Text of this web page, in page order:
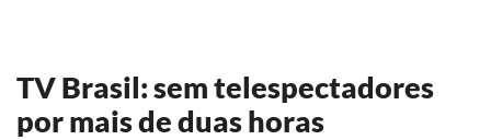
TV Brasil: sem telespectadores
por mais de duas horas